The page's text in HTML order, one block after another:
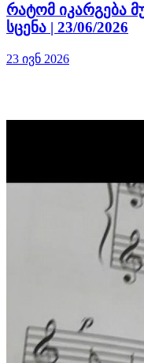
რატომ იკარგება
სცენა | 23/06/2026
23 ივნ 2026